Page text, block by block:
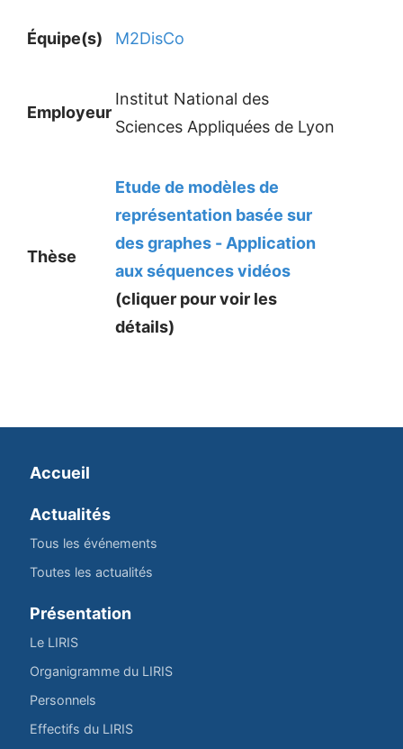
Équipe(s) M2DisCo
Employeur
Institut National des
Sciences Appliquées de Lyon
Thèse
Etude de modèles de
représentation basée sur
des graphes - Application
aux séquences vidéos
(cliquer pour voir les
détails)
Accueil
Actualités
Tous les événements
Toutes les actualités
Présentation
Le LIRIS
Organigramme du LIRIS
Personnels
Effectifs du LIRIS